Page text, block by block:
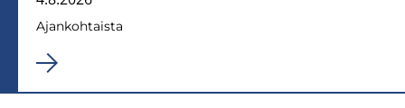
Ajan­koh­tais­ta